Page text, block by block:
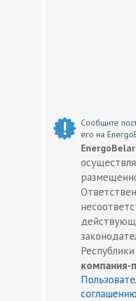
Сообщите
его на
компания-
соглашению